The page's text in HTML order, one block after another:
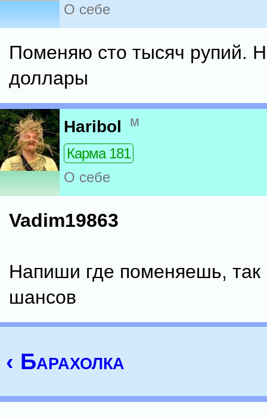
О себе
Поменяю сто тысяч рупий.
доллары
Haribol м
Карма 181
О себе
Vadim19863
Напиши где поменяешь,
шансов
‹ Барахолка